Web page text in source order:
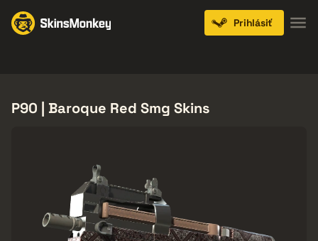
Prihlásiť
P90 | Baroque Red Smg Skins